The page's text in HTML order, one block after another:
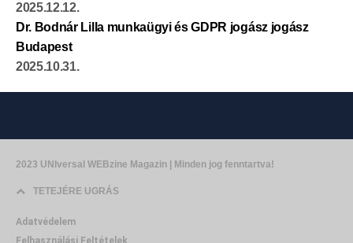
2025.12.12.
Dr. Bodnár Lilla munkaügyi és GDPR jogász jogász
Budapest
2025.10.31.
2023 UNIversal WEBzine Magazin | Minden jog fenntartva!
TETEJÉRE UGRÁS
Adatvédelem
Felhasználási Feltételek